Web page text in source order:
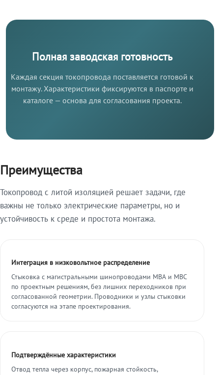
Полная заводская готовность
Каждая секция токопровода поставляется готовой к
монтажу. Характеристики фиксируются в паспорте и
каталоге — основа для согласования проекта.
Преимущества
Токопровод с литой изоляцией решает задачи, где
важны не только электрические параметры, но и
устойчивость к среде и простота монтажа.
Интеграция в низковольтное распределение
Стыковка с магистральными шинопроводами МВА и МВС
по проектным решениям, без лишних переходников при
согласованной геометрии. Проводники и узлы стыковки
согласуются на этапе проектирования.
Подтверждённые характеристики
Отвод тепла через корпус, пожарная стойкость,